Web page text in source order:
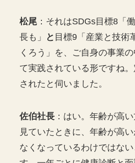
松尾 ：それはSDGs目標8「
長も」
と 目標9「産業と技術
くろう」を、ご自身の事業
て実践されている形ですね
されたと伺いました。
佐伯社長 ：はい。年齢が高
見ていたときに、年齢が高
なくなっているわけではな